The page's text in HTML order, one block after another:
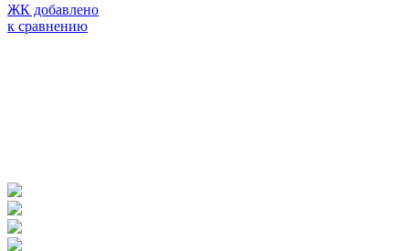
ЖК добавлено
к сравнению